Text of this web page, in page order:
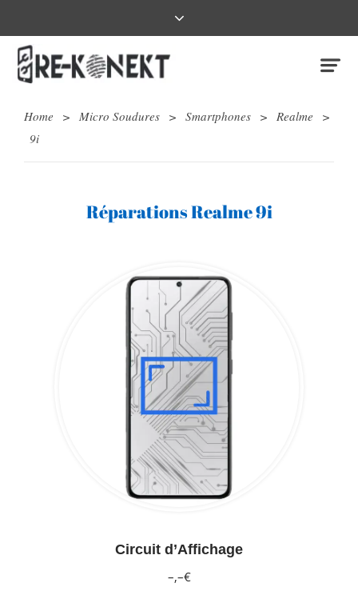
Home > Micro Soudures > Smartphones > Realme
>
9i
Réparations Realme 9i
Circuit d’Affichage
–,–€